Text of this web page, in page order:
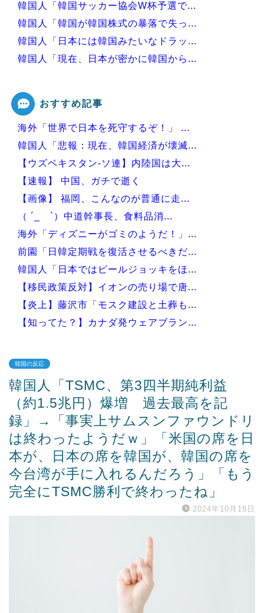
韓国人「韓国サッカー協会W杯予選で...
韓国人「韓国が韓国株式の暴落で失っ...
韓国人「日本には韓国みたいなドラッ...
韓国人「現在、日本が密かに韓国から...
Powered by livedoor 相互RSS
おすすめ記事
海外「世界で日本を死守するぞ！」 ...
韓国人「悲報：現在、韓国経済が壊滅...
【ウズベキスタン-ソ連】内陸国は大...
【速報】 中国、ガチで逝く
【画像】 福岡、こんなのが普通に走...
（ ´_ゝ`）中道幹事長、食料品消...
海外「ディズニーがゴミのようだ！」...
前園「日韓定期戦を復活させるべきだ...
韓国人「日本ではビールジョッキをほ...
【移民政策反対】イオンの売り場で唐...
【炎上】藤沢市「モスク建設と土葬も...
【知ってた？】カナダ発ウェアブラン...
Powered by livedoor 相互RSS
韓国の反応
韓国人「TSMC、第3四半期純利益
（約1.5兆円）爆増 過去最高を記
録」→「事実上サムスンファウンドリ
は終わったようだｗ」「米国の席を日
本が、日本の席を韓国が、韓国の席を
今台湾が手に入れるんだろう」「もう
完全にTSMC勝利で終わったね」
2024年10月18日